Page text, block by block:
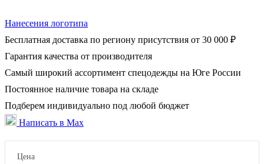
Нанесения логотипа
Бесплатная доставка по региону присутствия от 30 000 ₽
Гарантия качества от производителя
Самый широкий ассортимент спецодежды на Юге России
Постоянное наличие товара на складе
Подберем индивидуально под любой бюджет
Написать в Max
Цена